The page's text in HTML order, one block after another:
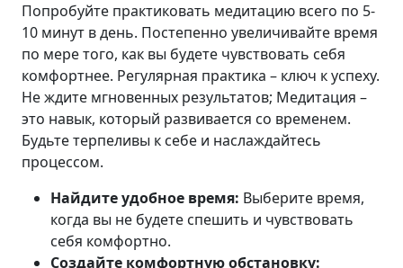
Попробуйте практиковать медитацию всего по 5-
10 минут в день. Постепенно увеличивайте время
по мере того, как вы будете чувствовать себя
комфортнее. Регулярная практика – ключ к успеху.
Не ждите мгновенных результатов; Медитация –
это навык, который развивается со временем.
Будьте терпеливы к себе и наслаждайтесь
процессом.
Найдите удобное время: Выберите время,
когда вы не будете спешить и чувствовать
себя комфортно.
Создайте комфортную обстановку: